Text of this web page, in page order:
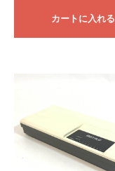
カートに入れる